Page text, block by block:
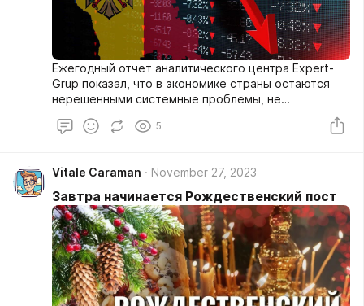
Ежегодный отчет аналитического центра Expert-
Grup показал, что в экономике страны остаются
нерешенными системные проблемы, не
позволяющие улучшить благосостояние граждан.
Да, инфляция замедлилась, но и без нее цены
абсолютной бедности вырос с 24,5% до 31,1%.
5
Vitale Caraman November 27, 2023
Завтра начинается Рождественский пост